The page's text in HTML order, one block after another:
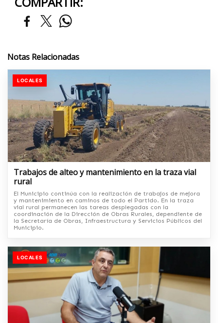
Notas Relacionadas
LOCALES
Trabajos de alteo y mantenimiento en la traza vial
rural
El Municipio continúa con la realización de trabajos de mejora
y mantenimiento en caminos de todo el Partido. En la traza
vial rural permanecen las tareas desplegadas con la
coordinación de la Dirección de Obras Rurales, dependiente de
la Secretaría de Obras, Infraestructura y Servicios Públicos del
Municipio.
LOCALES